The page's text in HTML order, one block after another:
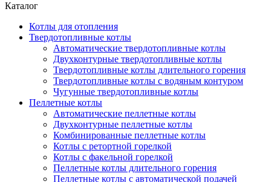
Каталог
Котлы для отопления
Твердотопливные котлы
Автоматические твердотопливные котлы
Двухконтурные твердотопливные котлы
Твердотопливные котлы длительного горения
Твердотопливные котлы с водяным контуром
Чугунные твердотопливные котлы
Пеллетные котлы
Автоматические пеллетные котлы
Двухконтурные пеллетные котлы
Комбинированные пеллетные котлы
Котлы с ретортной горелкой
Котлы с факельной горелкой
Пеллетные котлы длительного горения
Пеллетные котлы с автоматической подачей